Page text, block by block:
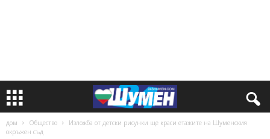
дом Общество
Изложба от детски рисунки ще краси етажите на Шуменския
окръжен съд